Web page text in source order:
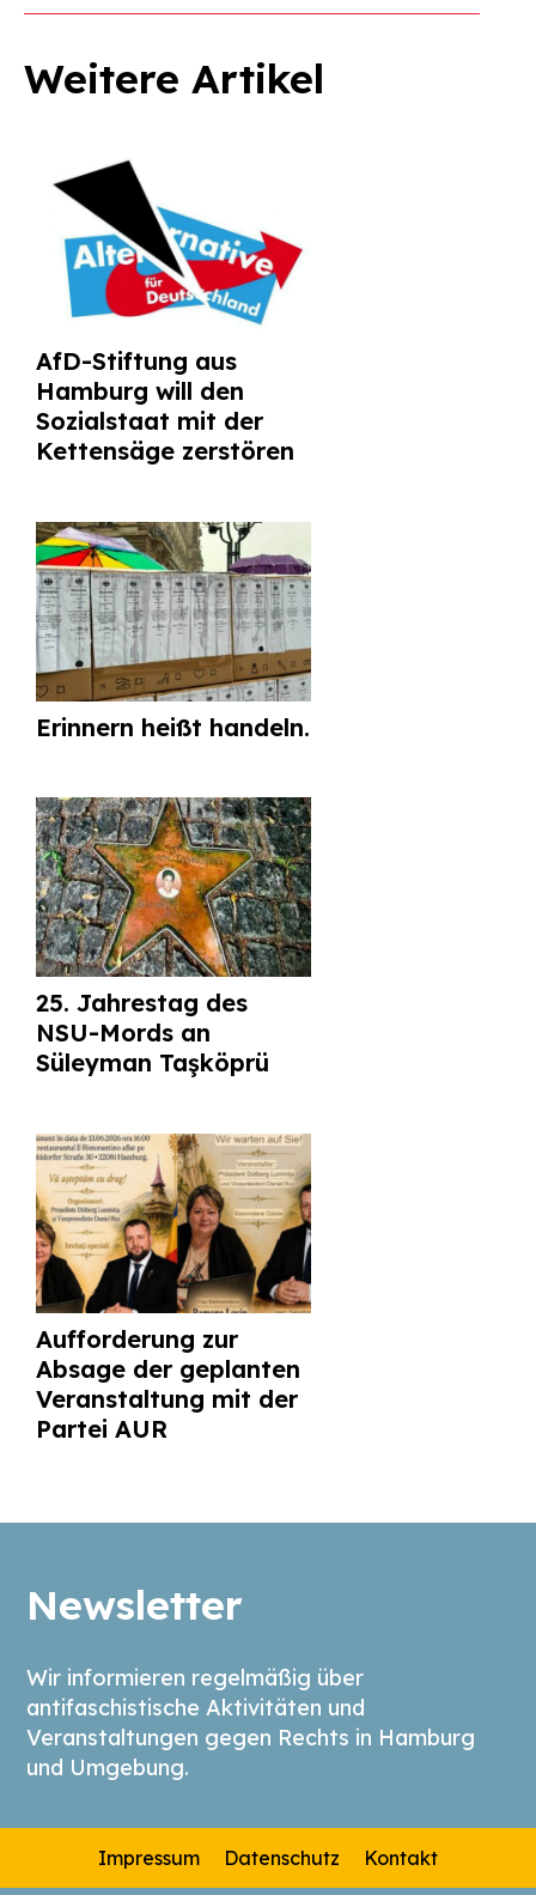
Weitere Artikel
AfD-Stiftung aus
Hamburg will den
Sozialstaat mit der
Kettensäge zerstören
Erinnern heißt handeln.
25. Jahrestag des
NSU-Mords an
Süleyman Taşköprü
Aufforderung zur
Absage der geplanten
Veranstaltung mit der
Partei AUR
Newsletter
Wir informieren regelmäßig über
antifaschistische Aktivitäten und
Veranstaltungen gegen Rechts in Hamburg
und Umgebung.
Impressum Datenschutz Kontakt